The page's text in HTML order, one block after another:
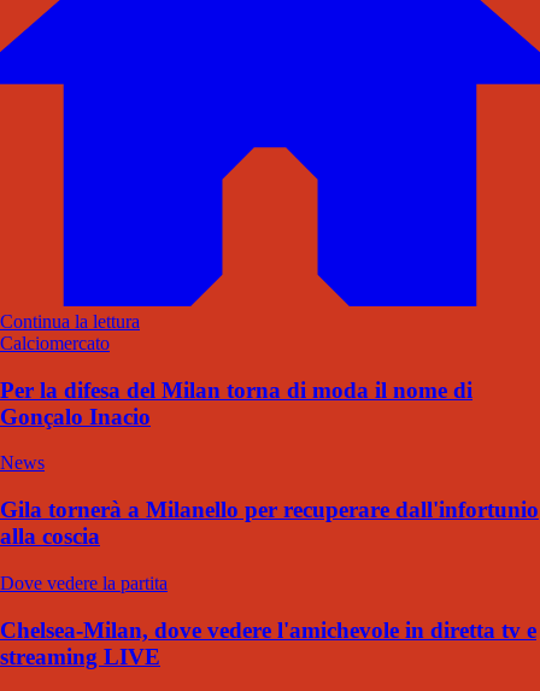
Continua la lettura
Calciomercato
Per la difesa del Milan torna di moda il nome di
Gonçalo Inacio
News
Gila tornerà a Milanello per recuperare dall'infortunio
alla coscia
Dove vedere la partita
Chelsea-Milan, dove vedere l'amichevole in diretta tv e
streaming LIVE